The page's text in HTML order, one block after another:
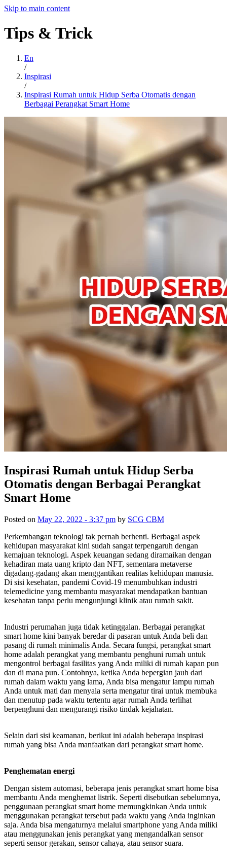
Skip to main content
Tips & Trick
En
/
Inspirasi
/
Inspirasi Rumah untuk Hidup Serba Otomatis dengan
Berbagai Perangkat Smart Home
Inspirasi Rumah untuk Hidup Serba
Otomatis dengan Berbagai Perangkat
Smart Home
Posted on May 22, 2022 - 3:37 pm by SCG CBM
Perkembangan teknologi tak pernah berhenti. Berbagai aspek
kehidupan masyarakat kini sudah sangat terpengaruh dengan
kemajuan teknologi. Aspek keuangan sedang diramaikan dengan
kehadiran mata uang kripto dan NFT, sementara metaverse
digadang-gadang akan menggantikan realitas kehidupan manusia.
Di sisi kesehatan, pandemi Covid-19 menumbuhkan industri
telemedicine yang membantu masyarakat mendapatkan bantuan
kesehatan tanpa perlu mengunjungi klinik atau rumah sakit.
Industri perumahan juga tidak ketinggalan. Berbagai perangkat
smart home kini banyak beredar di pasaran untuk Anda beli dan
pasang di rumah minimalis Anda. Secara fungsi, perangkat smart
home adalah perangkat yang membantu penghuni rumah untuk
mengontrol berbagai fasilitas yang Anda miliki di rumah kapan pun
dan di mana pun. Contohnya, ketika Anda bepergian jauh dari
rumah dalam waktu yang lama, Anda bisa mengatur lampu rumah
Anda untuk mati dan menyala serta mengatur tirai untuk membuka
dan menutup pada waktu tertentu agar rumah Anda terlihat
berpenghuni dan mengurangi risiko tindak kejahatan.
Selain dari sisi keamanan, berikut ini adalah beberapa inspirasi
rumah yang bisa Anda manfaatkan dari perangkat smart home.
Penghematan energi
Dengan sistem automasi, beberapa jenis perangkat smart home bisa
membantu Anda menghemat listrik. Seperti disebutkan sebelumnya,
penggunaan perangkat smart home memungkinkan Anda untuk
menggunakan perangkat tersebut pada waktu yang Anda inginkan
saja. Anda bisa mengaturnya melalui smartphone yang Anda miliki
atau menggunakan jenis perangkat yang mengandalkan sensor
seperti sensor gerakan, sensor cahaya, atau sensor suara.